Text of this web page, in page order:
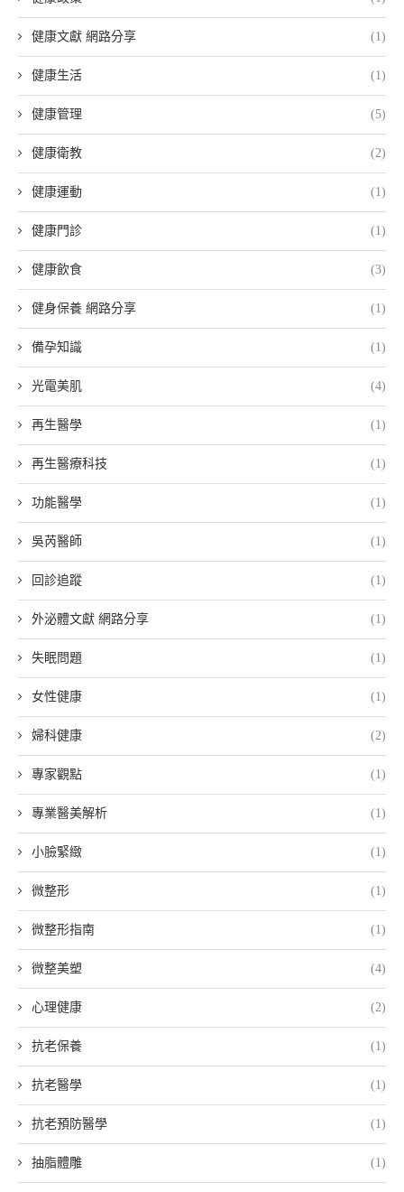
健康文獻 網路分享 (1)
健康生活 (1)
健康管理 (5)
健康衛教 (2)
健康運動 (1)
健康門診 (1)
健康飲食 (3)
健身保養 網路分享 (1)
備孕知識 (1)
光電美肌 (4)
再生醫學 (1)
再生醫療科技 (1)
功能醫學 (1)
吳芮醫師 (1)
回診追蹤 (1)
外泌體文獻 網路分享 (1)
失眠問題 (1)
女性健康 (1)
婦科健康 (2)
專家觀點 (1)
專業醫美解析 (1)
小臉緊緻 (1)
微整形 (1)
微整形指南 (1)
微整美塑 (4)
心理健康 (2)
抗老保養 (1)
抗老醫學 (1)
抗老預防醫學 (1)
抽脂體雕 (1)